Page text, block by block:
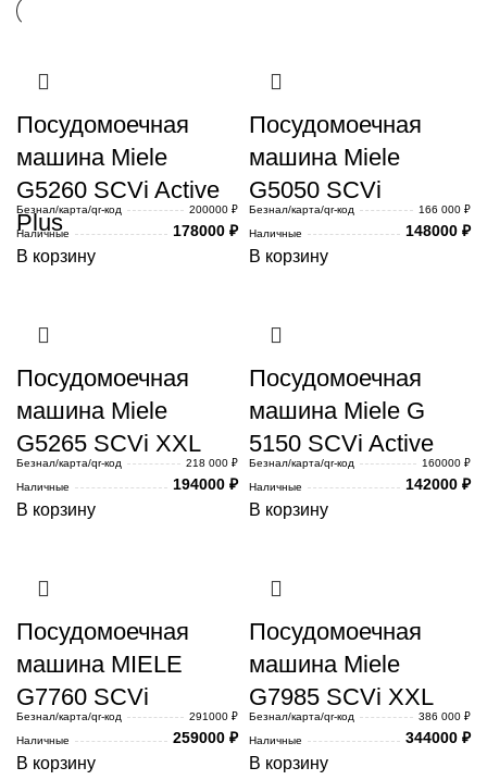
Посудомоечная
машина Miele
G5260 SCVi Active
Plus
Безнал/карта/qr-код
200000 ₽
Наличные
178000 ₽
В корзину
Посудомоечная
машина Miele
G5050 SCVi
Безнал/карта/qr-код
166 000 ₽
Наличные
148000 ₽
В корзину
Посудомоечная
машина Miele
G5265 SCVi XXL
Безнал/карта/qr-код
218 000 ₽
Наличные
194000 ₽
В корзину
Посудомоечная
машина Miele G
5150 SCVi Active
Безнал/карта/qr-код
160000 ₽
Наличные
142000 ₽
В корзину
Посудомоечная
машина MIELE
G7760 SCVi
Безнал/карта/qr-код
291000 ₽
Наличные
259000 ₽
В корзину
Посудомоечная
машина Miele
G7985 SCVi XXL
Безнал/карта/qr-код
386 000 ₽
Наличные
344000 ₽
В корзину